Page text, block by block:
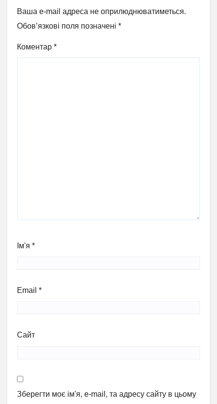
Ваша e-mail адреса не оприлюднюватиметься.
Обов’язкові поля позначені *
Коментар *
Ім'я *
Email *
Сайт
Зберегти моє ім'я, e-mail, та адресу сайту в цьому